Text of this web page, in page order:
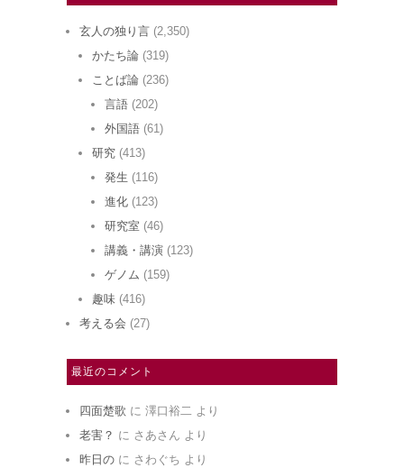
玄人の独り言 (2,350)
かたち論 (319)
ことば論 (236)
言語 (202)
外国語 (61)
研究 (413)
発生 (116)
進化 (123)
研究室 (46)
講義・講演 (123)
ゲノム (159)
趣味 (416)
考える会 (27)
最近のコメント
四面楚歌 に 澤口裕二 より
老害？ に さあさん より
昨日の に さわぐち より